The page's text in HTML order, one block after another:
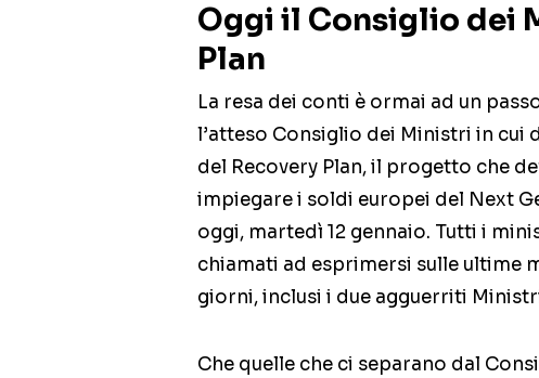
Oggi il Consiglio dei
Plan
La resa dei conti è ormai ad un
l’atteso Consiglio dei Ministri in cui
del Recovery Plan, il progetto che
impiegare i soldi europei del Next
oggi, martedì 12 gennaio. Tutti i
chiamati ad esprimersi sulle ultime
giorni, inclusi i due agguerriti
Che quelle che ci separano dal